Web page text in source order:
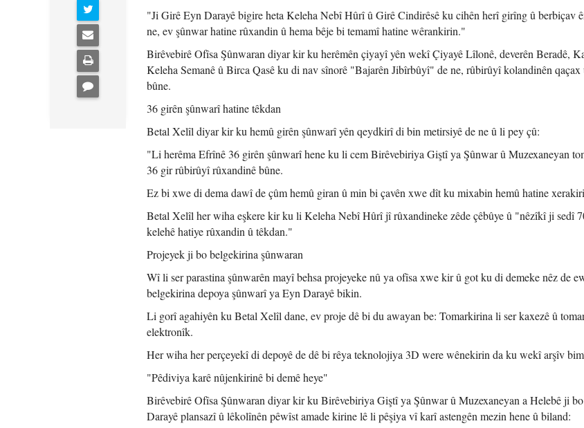
"Ji Girê Eyn Darayê bigire heta Keleha Nebî Hûrî û Girê Cindirêsê ku cihên herî girîng û berbiçav
ne, ev şûnwar hatine rûxandin û hema bêje bi temamî hatine wêrankirin."
Birêvebirê Ofîsa Şûnwaran diyar kir ku herêmên çiyayî yên wekî Çiyayê Lîlonê, deverên Beradê,
Keleha Semanê û Birca Qasê ku di nav sînorê "Bajarên Jibîrbûyî" de ne, rûbirûyî kolandinên
bûne.
36 girên şûnwarî hatine têkdan
Betal Xelîl diyar kir ku hemû girên şûnwarî yên qeydkirî di bin metirsiyê de ne û li pey çû:
"Li herêma Efrînê 36 girên şûnwarî hene ku li cem Birêvebiriya Giştî ya Şûnwar û Muzexaneyan
36 gir rûbirûyî rûxandinê bûne.
Ez bi xwe di dema dawî de çûm hemû giran û min bi çavên xwe dît ku mixabin hemû hatine
Betal Xelîl her wiha eşkere kir ku li Keleha Nebî Hûrî jî rûxandineke zêde çêbûye û "nêzîkî ji sedî
kelehê hatiye rûxandin û têkdan."
Projeyek ji bo belgekirina şûnwaran
Wî li ser parastina şûnwarên mayî behsa projeyeke nû ya ofîsa xwe kir û got ku di demeke nêz de
belgekirina depoya şûnwarî ya Eyn Darayê bikin.
Li gorî agahiyên ku Betal Xelîl dane, ev proje dê bi du awayan be: Tomarkirina li ser kaxezê û
elektronîk.
Her wiha her perçeyekî di depoyê de dê bi rêya teknolojiya 3D were wênekirin da ku wekî arşîv
"Pêdiviya karê nûjenkirinê bi demê heye"
Birêvebirê Ofîsa Şûnwaran diyar kir ku Birêvebiriya Giştî ya Şûnwar û Muzexaneyan a Helebê ji
Darayê plansazî û lêkolînên pêwîst amade kirine lê li pêşiya vî karî astengên mezin hene û biland: